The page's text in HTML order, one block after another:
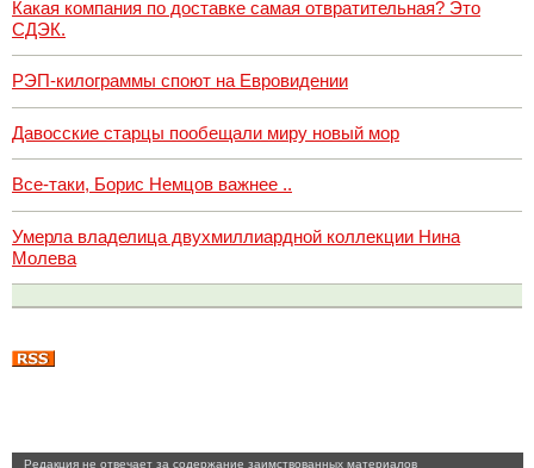
Какая компания по доставке самая отвратительная? Это
СДЭК.
РЭП-килограммы споют на Евровидении
Давосские старцы пообещали миру новый мор
Все-таки, Борис Немцов важнее ..
Умерла владелица двухмиллиардной коллекции Нина
Молева
Pедакция не отвечает за содержание заимствованных материалов